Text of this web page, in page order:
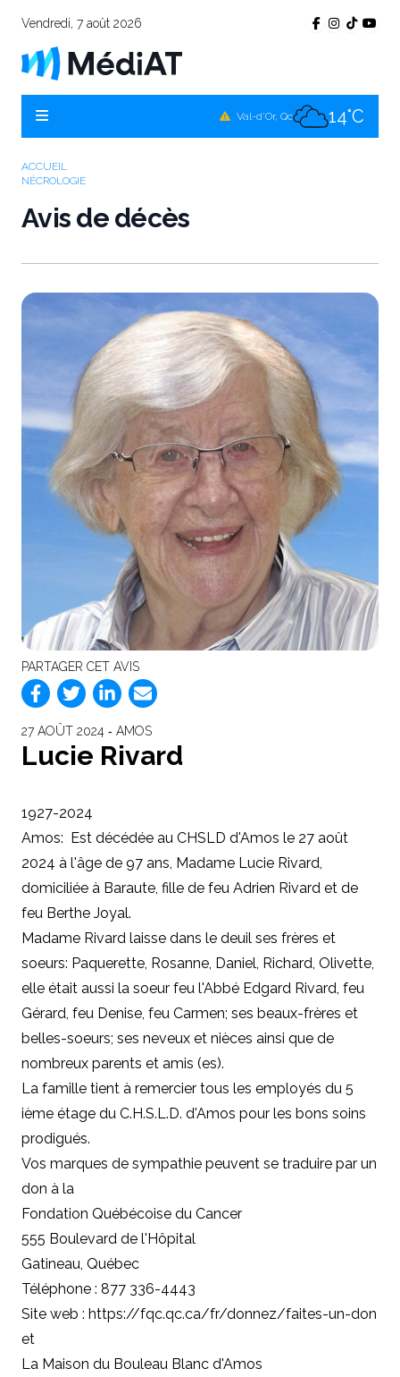
Vendredi, 7 août 2026
Val-d'Or, Qc 14°C
ACCUEIL
NÉCROLOGIE
Avis de décès
PARTAGER CET AVIS
27 AOÛT 2024 ‐ AMOS
Lucie Rivard
1927-2024
Amos: Est décédée au CHSLD d'Amos le 27 août
2024 à l'âge de 97 ans, Madame Lucie Rivard,
domiciliée à Baraute, fille de feu Adrien Rivard et de
feu Berthe Joyal.
Madame Rivard laisse dans le deuil ses frères et
soeurs: Paquerette, Rosanne, Daniel, Richard, Olivette,
elle était aussi la soeur feu l'Abbé Edgard Rivard, feu
Gérard, feu Denise, feu Carmen; ses beaux-frères et
belles-soeurs; ses neveux et nièces ainsi que de
nombreux parents et amis (es).
La famille tient à remercier tous les employés du 5
ième étage du C.H.S.L.D. d'Amos pour les bons soins
prodigués.
Vos marques de sympathie peuvent se traduire par un
don à la
Fondation Québécoise du Cancer
555 Boulevard de l'Hôpital
Gatineau, Québec
Téléphone : 877 336-4443
Site web : https://fqc.qc.ca/fr/donnez/faites-un-don
et
La Maison du Bouleau Blanc d'Amos